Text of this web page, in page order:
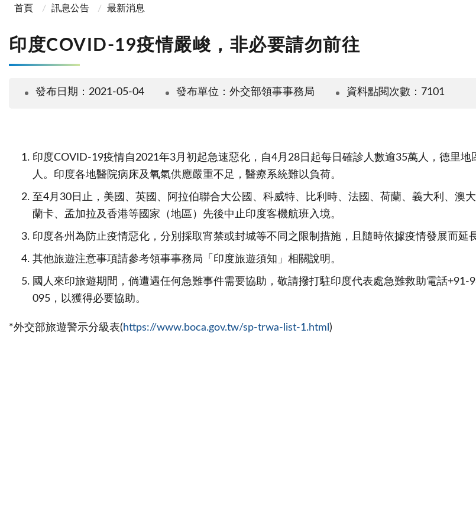
首頁 訊息公告 最新消息
印度COVID-19疫情嚴峻，非必要請勿前往
發布日期：2021-05-04 發布單位：外交部領事事務局 資料點閱次數：7101
印度COVID-19疫情自2021年3月初起急速惡化，自4月28日起每日確診人數逾35萬人，德里
人。印度各地醫院病床及氧氣供應嚴重不足，醫療系統難以負荷。
至4月30日止，美國、英國、阿拉伯聯合大公國、科威特、比利時、法國、荷蘭、義大利、澳
蘭卡、孟加拉及香港等國家（地區）先後中止印度客機航班入境。
印度各州為防止疫情惡化，分別採取宵禁或封城等不同之限制措施，且隨時依據疫情發展而延
其他旅遊注意事項請參考領事事務局「印度旅遊須知」相關說明。
國人來印旅遊期間，倘遭遇任何急難事件需要協助，敬請撥打駐印度代表處急難救助電話
095，以獲得必要協助。
*外交部旅遊警示分級表( https://www.boca.gov.tw/sp-trwa-list-1.html )